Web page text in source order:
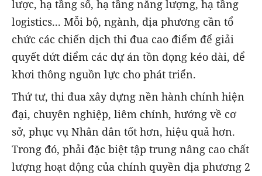
lược, hạ tầng số, hạ tầng năng lượng, hạ tầng
logistics... Mỗi bộ, ngành, địa phương cần tổ
chức các chiến dịch thi đua cao điểm để giải
quyết dứt điểm các dự án tồn đọng kéo dài, để
khơi thông nguồn lực cho phát triển.
Thứ tư, thi đua xây dựng nền hành chính hiện
đại, chuyên nghiệp, liêm chính, hướng về cơ
sở, phục vụ Nhân dân tốt hơn, hiệu quả hơn.
Trong đó, phải đặc biệt tập trung nâng cao chất
lượng hoạt động của chính quyền địa phương 2